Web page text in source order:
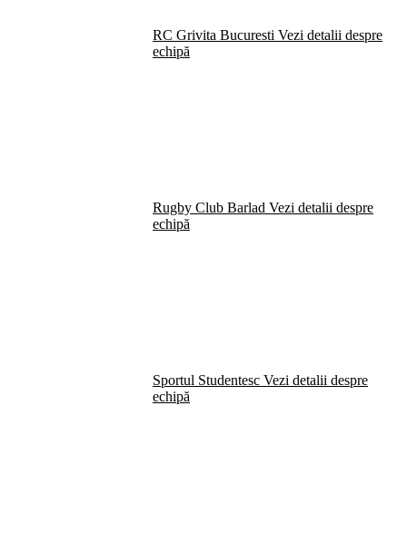
RC Grivita Bucuresti Vezi detalii despre
echipă
Rugby Club Barlad Vezi detalii despre
echipă
Sportul Studentesc Vezi detalii despre
echipă